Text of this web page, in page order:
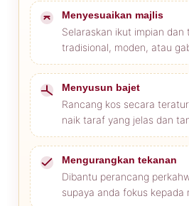
Menyesuaikan majlis
Selaraskan ikut impian
tradisional, moden, atau
Menyusun bajet
Rancang kos secara
naik taraf yang jelas dan
Mengurangkan tekanan
Dibantu perancang
supaya anda fokus kepada